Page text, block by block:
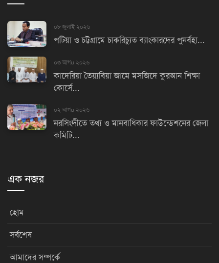
০৮ জুলাই ২০২৬
পটিয়া ও চট্টগ্রামে চাকরিচ্যুত ব্যাংকারদের পুনর্বহা...
০৩ আগu ২০২৬
কাদেরিয়া তৈয়্যবিয়া জামে মসজিদে কুরআন শিক্ষা
কোর্সে...
০২ আগu ২০২৬
নরসিংদীতে তথ্য ও মানবাধিকার ফাউন্ডেশনের জেলা
কমিটি...
এক নজর
হোম
সর্বশেষ
আমাদের সম্পর্কে